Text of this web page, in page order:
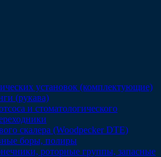
установок (комплектующие)
(рукава)
и стоматологического
скалера (Woodpecker DTE)
боры, полиры
роторные группы, запасные